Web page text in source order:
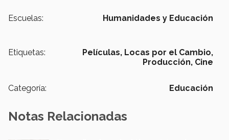
Escuelas: Humanidades y Educación
Etiquetas: Películas, Locas por el Cambio,
Producción, Cine
Categoría: Educación
Notas Relacionadas